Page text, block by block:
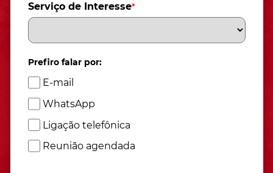
Serviço de Interesse*
Prefiro falar por:
E-mail
WhatsApp
Ligação telefônica
Reunião agendada